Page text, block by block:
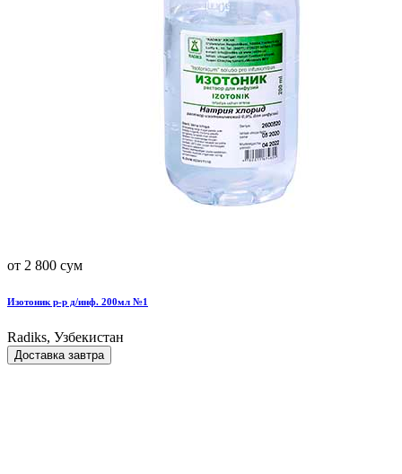
от 2 800 сум
Изотоник р-р д/инф. 200мл №1
Radiks, Узбекистан
Доставка завтра